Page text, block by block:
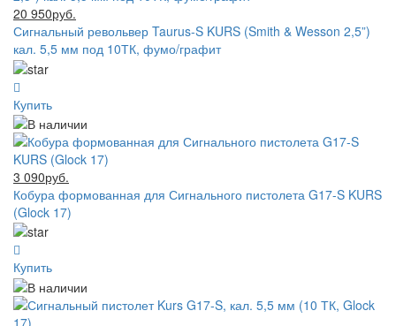
20 950руб.
Сигнальный револьвер Taurus-S KURS (Smith & Wesson 2,5”)
кал. 5,5 мм под 10ТК, фумо/графит
Купить
3 090руб.
Кобура формованная для Сигнального пистолета G17-S KURS
(Glock 17)
Купить